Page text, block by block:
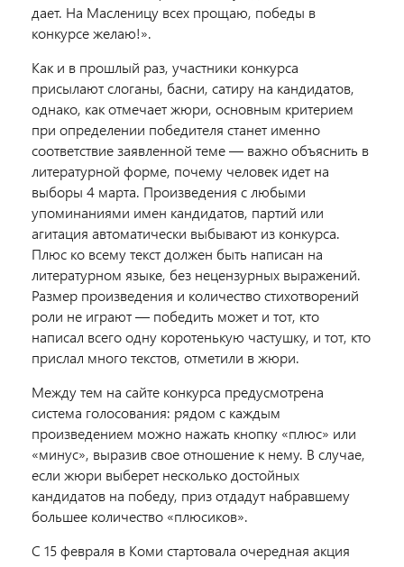
дает. На Масленицу всех прощаю, победы в
конкурсе желаю!».
Как и в прошлый раз, участники конкурса
присылают слоганы, басни, сатиру на кандидатов,
однако, как отмечает жюри, основным критерием
при определении победителя станет именно
соответствие заявленной теме — важно объяснить в
литературной форме, почему человек идет на
выборы 4 марта. Произведения с любыми
упоминаниями имен кандидатов, партий или
агитация автоматически выбывают из конкурса.
Плюс ко всему текст должен быть написан на
литературном языке, без нецензурных выражений.
Размер произведения и количество стихотворений
роли не играют — победить может и тот, кто
написал всего одну коротенькую частушку, и тот, кто
прислал много текстов, отметили в жюри.
Между тем на сайте конкурса предусмотрена
система голосования: рядом с каждым
произведением можно нажать кнопку «плюс» или
«минус», выразив свое отношение к нему. В случае,
если жюри выберет несколько достойных
кандидатов на победу, приз отдадут набравшему
большее количество «плюсиков».
С 15 февраля в Коми стартовала очередная акция